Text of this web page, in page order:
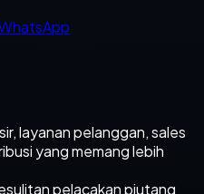
layanan pelanggan, sales
yang memang lebih
pelacakan piutang